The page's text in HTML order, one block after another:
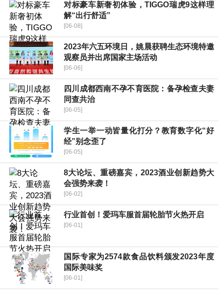
对标豪车新奢初体验，TIGGO瑞虎9这样理
解“出行舒适”
[06-08]
2023年六五环境日，姚晨获聘生态环境特邀
观察员并出席国家主场活动
[06-06]
四川成都西南不孕不育医院：备孕检查夫妻
同查共治
[06-05]
学生一举一动皆量化打分？教育数字化“好
经”别念歪了
[06-05]
8大论坛、重磅嘉宾，2023酒业创新趋势大
会强势来袭！
[06-02]
行业首创！爱玛车服首届轮胎节火热开启
[06-01]
国际专家为2574款食品饮料颁发2023年度
国际美味奖
[06-01]